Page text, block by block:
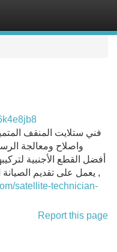
فني ستلايت المنقف
واصلاح ومعالجة
أفضل القطع الأجنبية
, يعمل على تقديم الصيانة
satellite-technician-
Report this page